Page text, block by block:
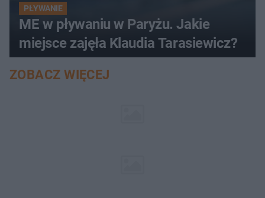
PŁYWANIE
ME w pływaniu w Paryżu. Jakie
miejsce zajęła Klaudia Tarasiewicz?
ZOBACZ WIĘCEJ